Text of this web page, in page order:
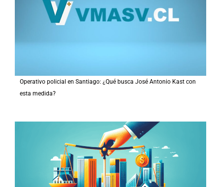
Operativo policial en Santiago: ¿Qué busca José Antonio Kast con
esta medida?